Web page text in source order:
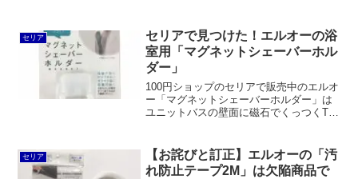
にわずかな凸凹もNGのようです。
セリア
セリアで見つけた！エルオーの浴
室用「マグネットシェーバーホル
ダー」
100円ショップのセリアで販売中のエルオ
ー「マグネットシェーバーホルダー」は
ユニットバスの壁面に磁石でくっつくT字
が、いずれも耐荷重は約60gと心許ないで
す。
セリア
【お詫びと訂正】エルオーの「汚
れ防止テープ2M」は欠陥商品で